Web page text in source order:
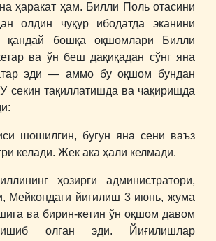
ҳаракат ҳам. Билли Поль отасини
олдин чуқур ибодатда эканини
қандай бошқа оқшомлари Билли
ва ўн беш дақиқадан сўнг яна
эди ― аммо бу оқшом бундан
секин тақиллатишда ва чақиришда
шошилгин, бугун яна сени ваъз
келади. Жек ака ҳали келмади.
ҳозирги администратори,
Мейкондаги йиғилиш 3 июнь, жума
ва бирин-кетин ўн оқшом давом
олган эди. Йиғилишлар